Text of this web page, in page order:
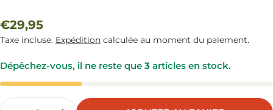
Prix
€29,95
Taxe incluse. Expédition calculée au moment du paiement.
Dépêchez-vous, il ne reste que 3 articles en stock.